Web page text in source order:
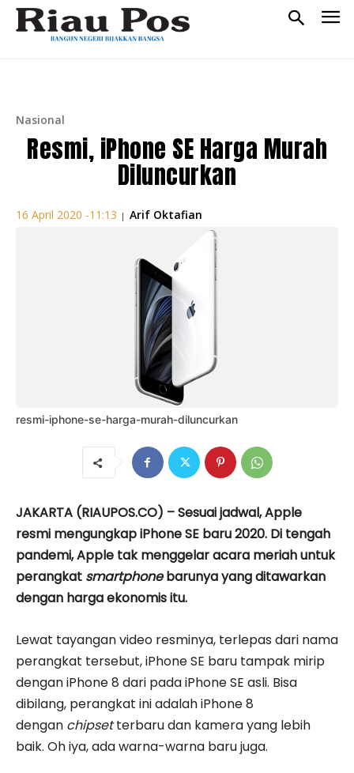
Nasional
Resmi, iPhone SE Harga Murah
Diluncurkan
16 April 2020 -11:13 | Arif Oktafian
resmi-iphone-se-harga-murah-diluncurkan
JAKARTA (RIAUPOS.CO) – Sesuai jadwal, Apple
resmi mengungkap iPhone SE baru 2020. Di tengah
pandemi, Apple tak menggelar acara meriah untuk
perangkat smartphonebarunya yang ditawarkan
dengan harga ekonomis itu.
Lewat tayangan video resminya, terlepas dari nama
perangkat tersebut, iPhone SE baru tampak mirip
dengan iPhone 8 dari pada iPhone SE asli. Bisa
dibilang, perangkat ini adalah iPhone 8
dengan chipsetterbaru dan kamera yang lebih
baik. Oh iya, ada warna-warna baru juga.